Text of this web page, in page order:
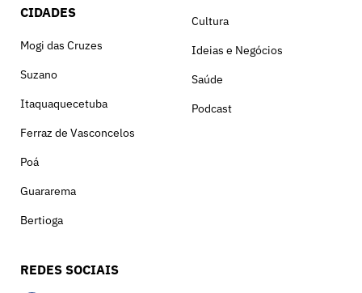
CIDADES
Mogi das Cruzes
Suzano
Itaquaquecetuba
Ferraz de Vasconcelos
Poá
Guararema
Bertioga
Cultura
Ideias e Negócios
Saúde
Podcast
REDES SOCIAIS